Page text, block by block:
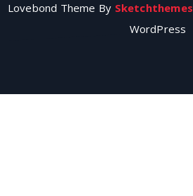
Lovebond Theme By Sketchthemes
WordPress